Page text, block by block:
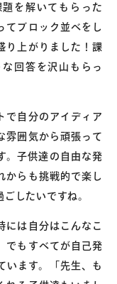
を解いてもらった
てブロック並べをし
り上がりました！課
回答を沢山もらっ
で自分のアイディア
雰囲気から頑張って
。子供達の自由な発
からも挑戦的で楽し
したいですね。
には自分はこんなこ
でもすべてが自己発
います。「先生、も